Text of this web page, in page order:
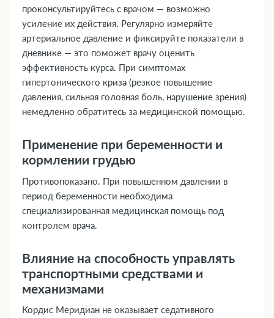
проконсультируйтесь с врачом — возможно
усиление их действия. Регулярно измеряйте
артериальное давление и фиксируйте показатели в
дневнике — это поможет врачу оценить
эффективность курса. При симптомах
гипертонического криза (резкое повышение
давления, сильная головная боль, нарушение зрения)
немедленно обратитесь за медицинской помощью.
Применение при беременности и
кормлении грудью
Противопоказано. При повышенном давлении в
период беременности необходима
специализированная медицинская помощь под
контролем врача.
Влияние на способность управлять
транспортными средствами и
механизмами
Кордис Меридиан не оказывает седативного